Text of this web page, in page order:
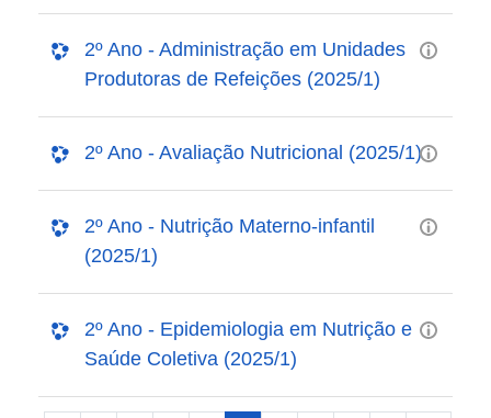
2º Ano - Administração em Unidades
Produtoras de Refeições (2025/1)
2º Ano - Avaliação Nutricional (2025/1)
2º Ano - Nutrição Materno-infantil
(2025/1)
2º Ano - Epidemiologia em Nutrição e
Saúde Coletiva (2025/1)